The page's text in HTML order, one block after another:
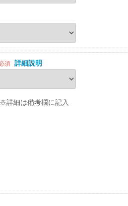
須 詳細説明
細は備考欄に記入